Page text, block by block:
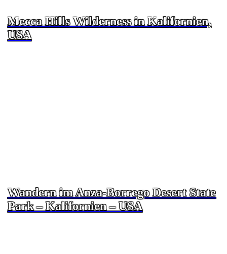
Mecca Hills Wilderness in Kalifornien,
USA
Wandern im Anza-Borrego Desert State
Park – Kalifornien – USA